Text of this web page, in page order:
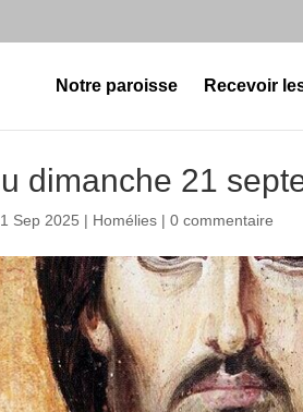
Notre paroisse Recevoir
dimanche 21
Sep 2025 | Homélies |0 commentaire